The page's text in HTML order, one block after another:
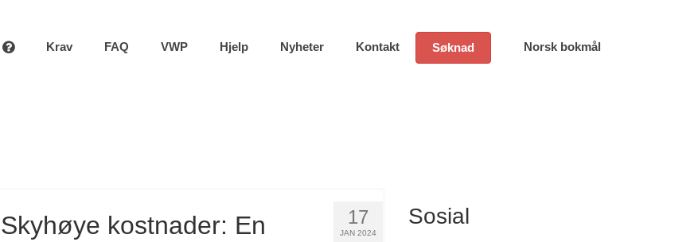
Krav FAQ VWP Hjelp Nyheter Kontakt Søknad Norsk bokmål
17
JAN 2024
Skyhøye kostnader: En
Sosial